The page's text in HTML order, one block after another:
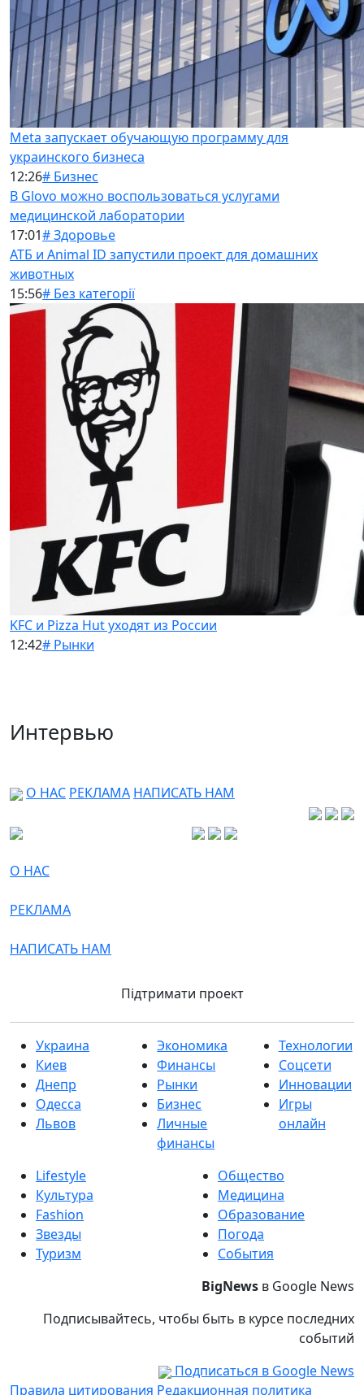
Meta запускает обучающую программу для
украинского бизнеса
12:26# Бизнес
В Glovo можно воспользоваться услугами
медицинской лаборатории
17:01# Здоровье
АТБ и Animal ID запустили проект для домашних
животных
15:56# Без категорії
KFC и Pizza Hut уходят из России
12:42# Рынки
Интервью
О НАС РЕКЛАМА НАПИСАТЬ НАМ
О НАС
РЕКЛАМА
НАПИСАТЬ НАМ
Підтримати проект
Украина
Киев
Днепр
Одесса
Львов
Экономика
Финансы
Рынки
Бизнес
Личные
финансы
Технологии
Соцсети
Инновации
Игры
онлайн
Lifestyle
Культура
Fashion
Звезды
Туризм
Общество
Медицина
Образование
Погода
События
BigNews в Google News
Подписывайтесь, чтобы быть в курсе последних
событий
Подписаться в Google News
Правила цитирования Редакционная политика